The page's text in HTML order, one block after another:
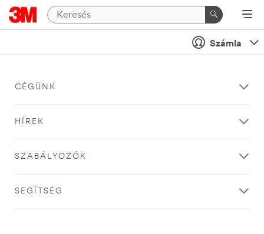
Számla
CÉGÜNK
HÍREK
SZABÁLYOZÓK
SEGÍTSÉG